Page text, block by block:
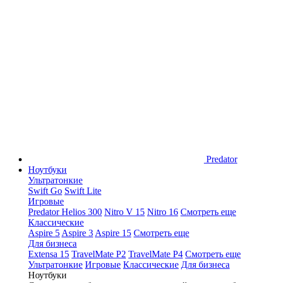
Predator
Ноутбуки
Ультратонкие
Swift Go Swift Lite
Игровые
Predator Helios 300 Nitro V 15 Nitro 16 Смотреть еще
Классические
Aspire 5 Aspire 3 Aspire 15 Смотреть еще
Для бизнеса
Extensa 15 TravelMate P2 TravelMate P4 Смотреть еще
Ультратонкие Игровые Классические Для бизнеса
Ноутбуки